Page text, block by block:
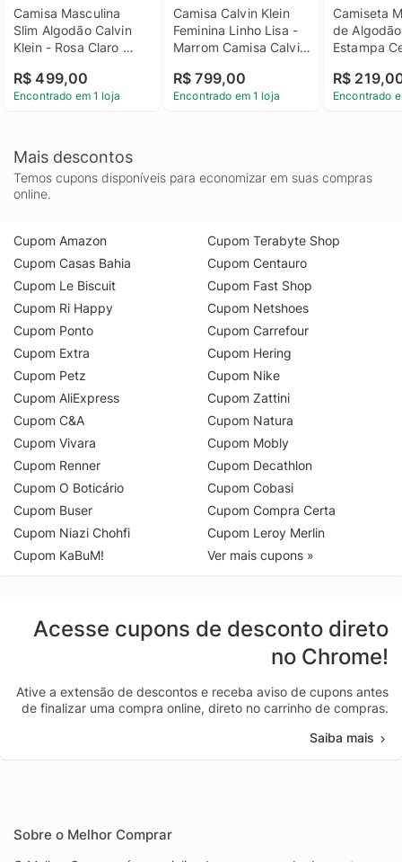
Camisa Masculina
Slim Algodão Calvin
Klein - Rosa Claro
Slim Algodão Calvin
Klein Rosa Claro 6
R$ 499,00
Encontrado em 1 loja
Camisa Calvin Klein
Feminina Linho Lisa -
Marrom Camisa Calvin
Lisa Marrom 40
R$ 799,00
Encontrado em 1 loja
Camiseta
de
Estampa
Jeans -
Camiseta
R$
Encontrado
Mais descontos
Temos cupons disponíveis para economizar em suas compras
online.
Cupom Amazon
Cupom Casas Bahia
Cupom Le Biscuit
Cupom Ri Happy
Cupom Ponto
Cupom Extra
Cupom Petz
Cupom AliExpress
Cupom C&A
Cupom Vivara
Cupom Renner
Cupom O Boticário
Cupom Buser
Cupom Niazi Chohfi
Cupom KaBuM!
Cupom Terabyte Shop
Cupom Centauro
Cupom Fast Shop
Cupom Netshoes
Cupom Carrefour
Cupom Hering
Cupom Nike
Cupom Zattini
Cupom Natura
Cupom Mobly
Cupom Decathlon
Cupom Cobasi
Cupom Compra Certa
Cupom Leroy Merlin
Ver mais cupons »
Acesse cupons de desconto direto
no Chrome!
Ative a extensão de descontos e receba aviso de cupons antes
de finalizar uma compra online, direto no carrinho de compras.
Saiba mais
Sobre o Melhor Comprar